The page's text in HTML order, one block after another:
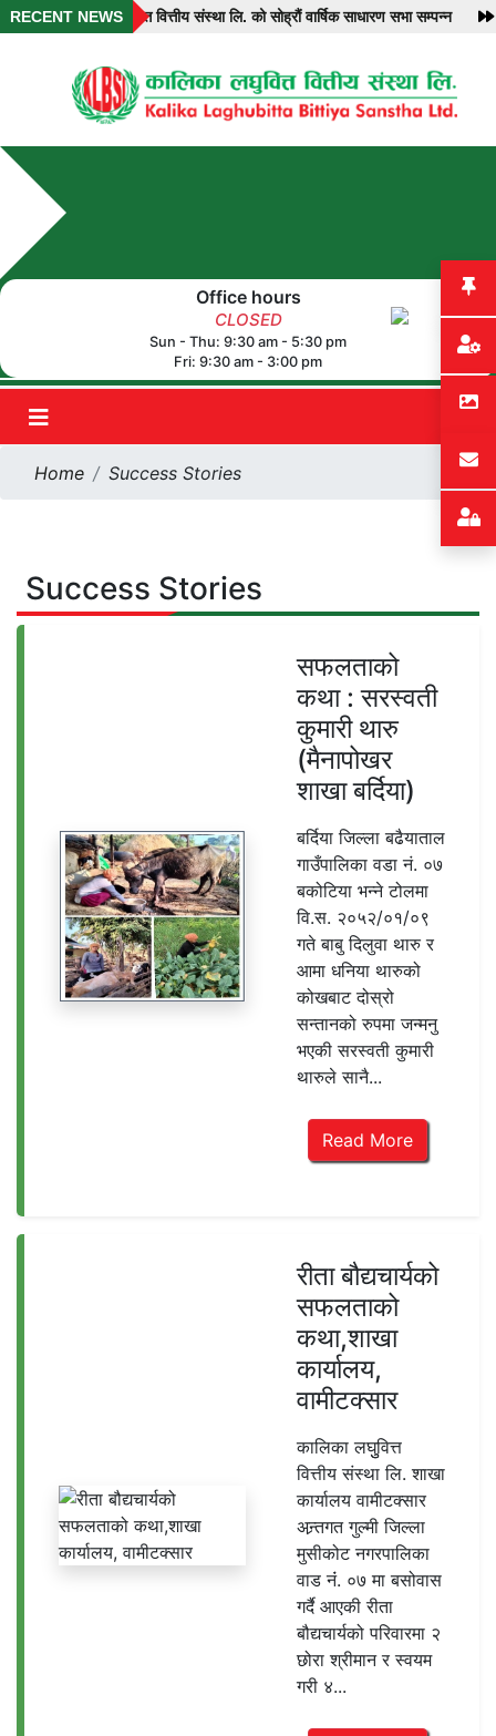
कालिका लघुवित्त वित्तीय संस्था लि. को सोह्रौं वार्षिक साधारण सभा सम्पन्न
RECENT NEWS
Office hours
CLOSED
Sun - Thu: 9:30 am - 5:30 pm
Fri: 9:30 am - 3:00 pm
Home Success Stories
Success Stories
सफलताको
कथा : सरस्वती
कुमारी थारु
(मैनापोखर
शाखा बर्दिया)
बर्दिया जिल्ला बढैयाताल
गाउँपालिका वडा नं. ०७
बकोटिया भन्ने टोलमा
वि.स. २०५२/०१/०९
गते बाबु दिलुवा थारु र
आमा धनिया थारुको
कोखबाट दोस्रो
सन्तानको रुपमा जन्मनु
भएकी सरस्वती कुमारी
थारुले सानै...
Read More
रीता बौद्यचार्यको
सफलताको
कथा,शाखा
कार्यालय,
वामीटक्सार
कालिका लघुुवित्त
वित्तीय संस्था लि. शाखा
कार्यालय वामीटक्सार
अन्र्तगत गुल्मी जिल्ला
मुसीकोट नगरपालिका
वाड नंं. ०७ मा बसोवास
गर्दै आएकी रीता
बौद्यचार्यको परिवारमा २
छोरा श्रीमान र स्वयम
गरी ४...